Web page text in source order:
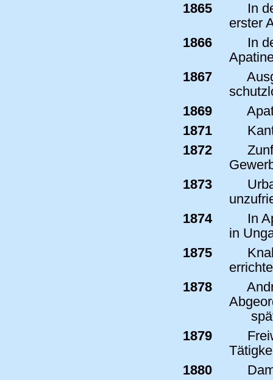
1865
In
erster
1866
In
1867
1869
1871
1872
1873
1874
In
in
1875
1878
1879
1880